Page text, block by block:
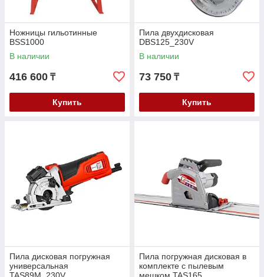
Ножницы гильотинные
BSS1000
В наличии
416 600 ₸
Купить
Пила двухдисковая
DBS125_230V
В наличии
73 750 ₸
Купить
Пила дисковая погружная
универсальная
Пила погружная дисковая в
комплекте с пылевым